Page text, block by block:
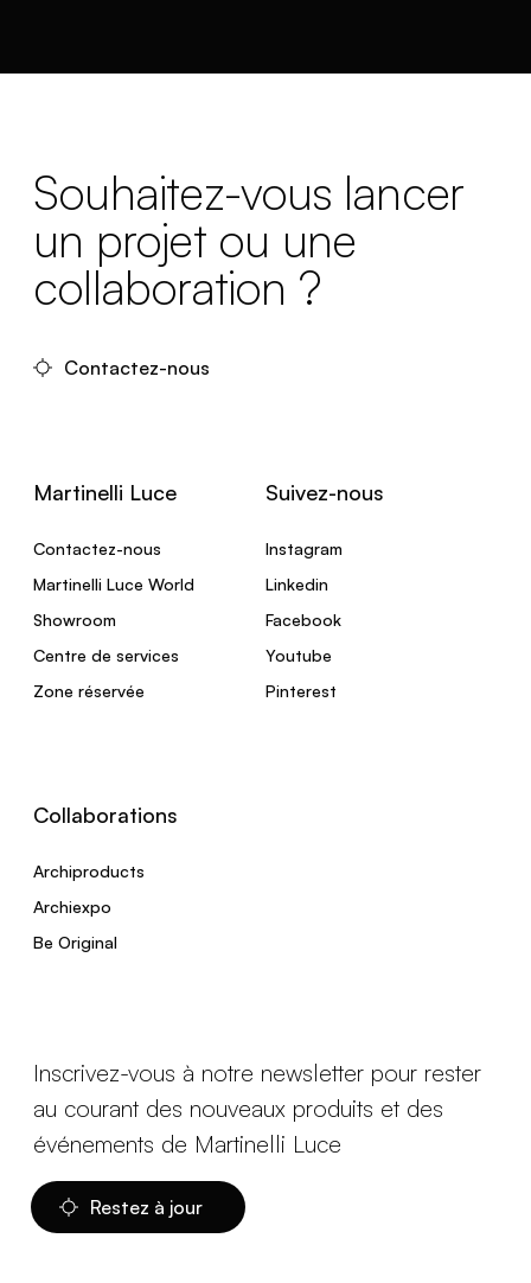
Souhaitez-vous lancer
un projet ou une
collaboration ?
Contactez-nous
Martinelli Luce
Contactez-nous
Martinelli Luce World
Showroom
Centre de services
Zone réservée
Suivez-nous
Instagram
Linkedin
Facebook
Youtube
Pinterest
Collaborations
Archiproducts
Archiexpo
Be Original
Inscrivez-vous à notre newsletter pour rester
au courant des nouveaux produits et des
événements de Martinelli Luce
Restez à jour